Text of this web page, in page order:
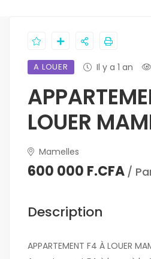
A LOUER Il y a 1 an
LOUER
Mamelles
600 000 F.CFA /
Description
APPARTEMENT F4 À LOUER